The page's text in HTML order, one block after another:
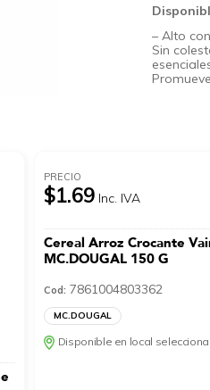
– Alto
Sin
PRECIO
$1.69 Inc. IVA
Cereal Arroz Crocante
MC.DOUGAL 150 G
Cod: 7861004803362
MC.DOUGAL
Disponible en local